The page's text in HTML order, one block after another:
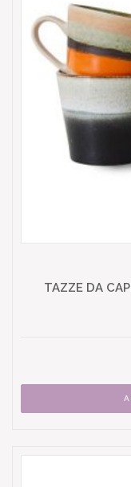
TAZZE DA